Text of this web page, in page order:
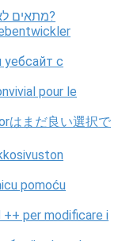
האם HostGator מתאים לאירוח אתרי וורדפרס?
с
pour le
はまだ良い選択で
pomoću
++ per modificare i